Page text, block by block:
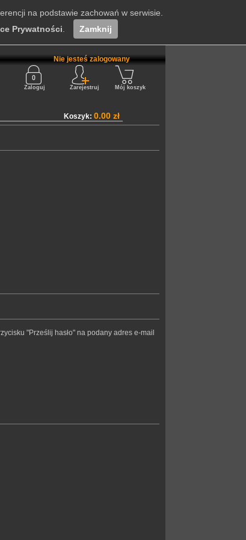
Nie jesteś zalogowany
Zaloguj Zarejestruj Mój koszyk
"Prześlij hasło" na podany adres e-mail
Koszyk: 0.00 zł
na podstawie zachowań w serwisie.
Prywatności Zamknij